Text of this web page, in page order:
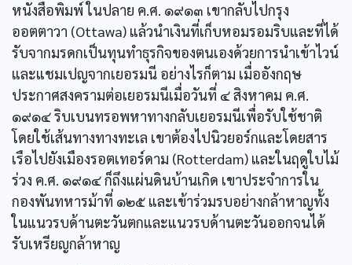
หนังสือพิมพ์ ในปลาย ค.ศ. ๑๙๑๓ เขากลับไปกรุง
ออตตาวา (Ottawa) แล้วนำเงินที่เก็บหอมรอมริบและที่ได้
รับจากมรดกเป็นทุนทำธุรกิจของตนเองด้วยการนำเข้าไวน์
และแชมเปญจากเยอรมนี อย่างไรก็ตาม เมื่ออังกฤษ
ประกาศสงครามต่อเยอรมนีเมื่อวันที่ ๔ สิงหาคม ค.ศ.
๑๙๑๔ ริบเบนทรอพหาทางกลับเยอรมนีเพื่อรับใช้ชาติ
โดยใช้เส้นทางทางทะเล เขาต้องไปนิวยอร์กและโดยสาร
เรือไปยังเมืองรอตเทอร์ดาม (Rotterdam) และในฤดูใบไม้
ร่วง ค.ศ. ๑๙๑๔ ก็ถึงแผ่นดินบ้านเกิด เขาประจำการใน
กองพันทหารม้าที่ ๑๒๕ และเข้าร่วมรบอย่างกล้าหาญทั้ง
ในแนวรบด้านตะวันตกและแนวรบด้านตะวันออกจนได้
รับเหรียญกล้าหาญ